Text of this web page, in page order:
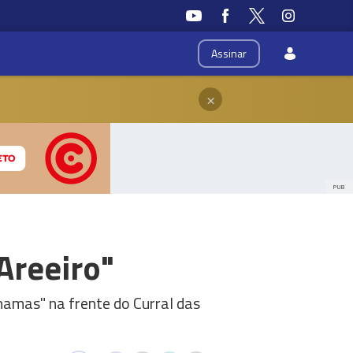
Assinar
×
PUB
na frente do Curral das